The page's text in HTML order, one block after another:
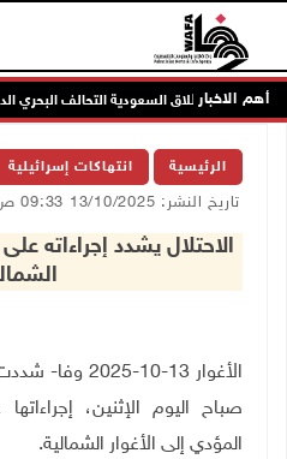
أهم الاخبار
ترحب بإطلاق السعودية التحالف البحري
الرئيسية انتهاكات إسرائيلية
تاريخ النشر: 13/10/2025 09:33 ص
الاحتلال يشدد إجراءاته
الأغوار 13-10-
صباح اليوم الإثنين،
المؤدي إلى الأغوار الشمالية.